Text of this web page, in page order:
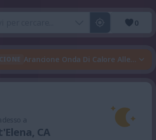
0
Arancione Onda Di Calore Allerta —
CA